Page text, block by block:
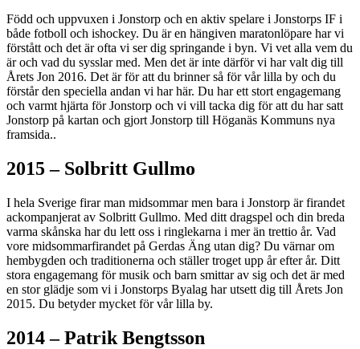
Född och uppvuxen i Jonstorp och en aktiv spelare i Jonstorps IF i
både fotboll och ishockey. Du är en hängiven maratonlöpare har vi
förstått och det är ofta vi ser dig springande i byn. Vi vet alla vem du
är och vad du sysslar med. Men det är inte därför vi har valt dig till
Årets Jon 2016. Det är för att du brinner så för vår lilla by och du
förstår den speciella andan vi har här. Du har ett stort engagemang
och varmt hjärta för Jonstorp och vi vill tacka dig för att du har satt
Jonstorp på kartan och gjort Jonstorp till Höganäs Kommuns nya
framsida..
2015 – Solbritt Gullmo
I hela Sverige firar man midsommar men bara i Jonstorp är firandet
ackompanjerat av Solbritt Gullmo. Med ditt dragspel och din breda
varma skånska har du lett oss i ringlekarna i mer än trettio år. Vad
vore midsommarfirandet på Gerdas Äng utan dig? Du värnar om
hembygden och traditionerna och ställer troget upp år efter år. Ditt
stora engagemang för musik och barn smittar av sig och det är med
en stor glädje som vi i Jonstorps Byalag har utsett dig till Årets Jon
2015. Du betyder mycket för vår lilla by.
2014 – Patrik Bengtsson